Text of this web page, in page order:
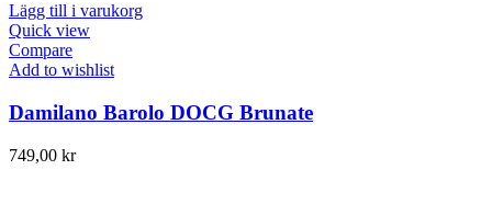
Lägg till i varukorg
Quick view
Compare
Add to wishlist
Damilano Barolo DOCG Brunate
749,00 kr